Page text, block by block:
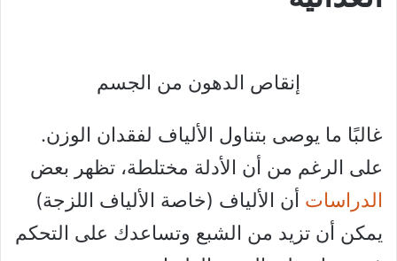
إنقاص الدهون من الجسم
غالبًا ما يوصى بتناول الألياف لفقدان الوزن.
على الرغم من أن الأدلة مختلطة، تظهر بعض
الدراسات أن الألياف (خاصة الألياف اللزجة)
يمكن أن تزيد من الشبع وتساعدك على التحكم